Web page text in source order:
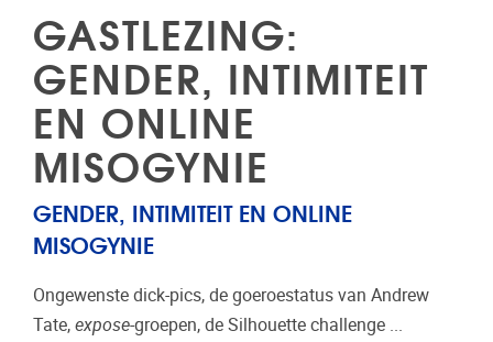
GASTLEZING:
GENDER, INTIMITEIT
EN ONLINE
MISOGYNIE
GENDER, INTIMITEIT EN ONLINE
MISOGYNIE
Ongewenste dick-pics, de goeroestatus van Andrew
Tate, expose-groepen, de Silhouette challenge ...